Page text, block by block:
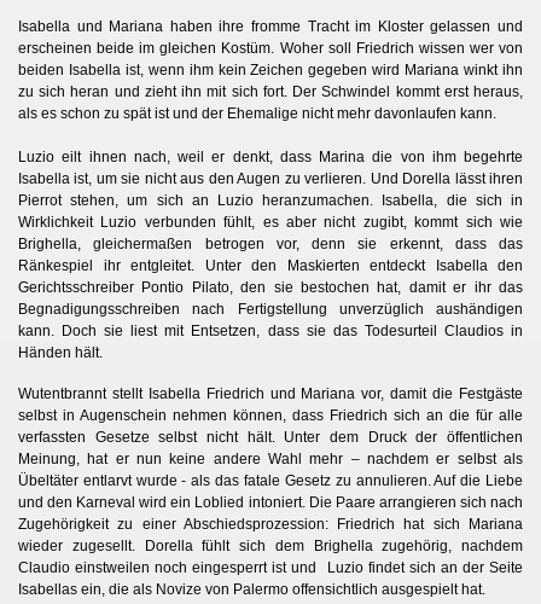
Isabella und Mariana haben ihre fromme Tracht im Kloster gelassen und
erscheinen beide im gleichen Kostüm. Woher soll Friedrich wissen wer von
beiden Isabella ist, wenn ihm kein Zeichen gegeben wird Mariana winkt ihn
zu sich heran und zieht ihn mit sich fort. Der Schwindel kommt erst heraus,
als es schon zu spät ist und der Ehemalige nicht mehr davonlaufen kann.
Luzio eilt ihnen nach, weil er denkt, dass Marina die von ihm begehrte
Isabella ist, um sie nicht aus den Augen zu verlieren. Und Dorella lässt ihren
Pierrot stehen, um sich an Luzio heranzumachen. Isabella, die sich in
Wirklichkeit Luzio verbunden fühlt, es aber nicht zugibt, kommt sich wie
Brighella, gleichermaßen betrogen vor, denn sie erkennt, dass das
Ränkespiel ihr entgleitet. Unter den Maskierten entdeckt Isabella den
Gerichtsschreiber Pontio Pilato, den sie bestochen hat, damit er ihr das
Begnadigungsschreiben nach Fertigstellung unverzüglich aushändigen
kann. Doch sie liest mit Entsetzen, dass sie das Todesurteil Claudios in
Händen hält.
Wutentbrannt stellt Isabella Friedrich und Mariana vor, damit die Festgäste
selbst in Augenschein nehmen können, dass Friedrich sich an die für alle
verfassten Gesetze selbst nicht hält. Unter dem Druck der öffentlichen
Meinung, hat er nun keine andere Wahl mehr – nachdem er selbst als
Übeltäter entlarvt wurde - als das fatale Gesetz zu annulieren. Auf die Liebe
und den Karneval wird ein Loblied intoniert. Die Paare arrangieren sich nach
Zugehörigkeit zu einer Abschiedsprozession: Friedrich hat sich Mariana
wieder zugesellt. Dorella fühlt sich dem Brighella zugehörig, nachdem
Claudio einstweilen noch eingesperrt ist und Luzio findet sich an der Seite
Isabellas ein, die als Novize von Palermo offensichtlich ausgespielt hat.